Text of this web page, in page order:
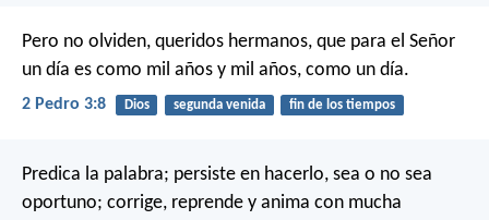
Pero no olviden, queridos hermanos, que para el Señor
un día es como mil años y mil años, como un día.
2 Pedro 3:8 Dios segunda venida fin de los tiempos
Predica la palabra; persiste en hacerlo, sea o no sea
oportuno; corrige, reprende y anima con mucha